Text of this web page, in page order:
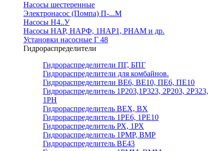
Насосы шестеренные
Электронасос (Помпа) П-...М
Насосы Н4..У
Насосы НАР, НАРФ, 1НАР1, РНАМ и др.
Установки насосные Г 48
Гидрораспределители
Гидрораспределители ПГ, БПГ
Гидрораспределители для комбайнов.
Гидрораспределители ВЕ6, ВЕ10, ПЕ6, ПЕ10
Гидрораспределитель 1Р203,1Р323, 2Р203, 2Р323,
1РН
Гидрораспределитель ВЕХ, ВХ
Гидрораспределитель 1РЕ6, 1РЕ10
Гидрораспределитель РХ, 1РХ
Гидрораспределитель 1РМР, ВМР
Гидрораспределитель ВЕ43